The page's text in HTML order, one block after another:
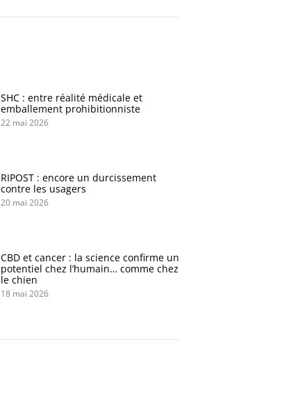
SHC : entre réalité médicale et
emballement prohibitionniste
22 mai 2026
RIPOST : encore un durcissement
contre les usagers
20 mai 2026
CBD et cancer : la science confirme un
potentiel chez l’humain… comme chez
le chien
18 mai 2026